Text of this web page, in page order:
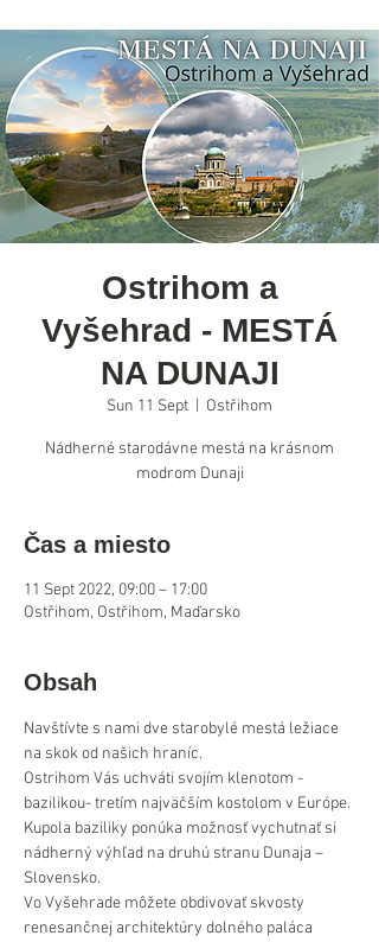
Ostrihom a
Vyšehrad - MESTÁ
NA DUNAJI
Sun 11 Sept Ostřihom
Nádherné starodávne mestá na krásnom
modrom Dunaji
Čas a miesto
11 Sept 2022, 09:00 – 17:00
Ostřihom, Ostřihom, Maďarsko
Obsah
Navštívte s nami dve starobylé mestá ležiace
na skok od našich hraníc.
Ostrihom Vás uchváti svojím klenotom -
bazilikou- tretím najväčším kostolom v Európe.
Kupola baziliky ponúka možnosť vychutnať si
nádherný výhľad na druhú stranu Dunaja –
Slovensko.
Vo Vyšehrade môžete obdivovať skvosty
renesančnej architektúry dolného paláca